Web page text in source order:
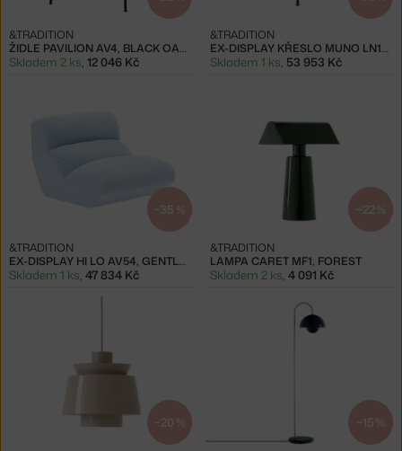
ŽIDLE PAVILION AV4, BLACK OAK / COGNAC
&TRADITION
Skladem 2 ks, 12 046 Kč
EX-DISPLAY KŘESLO MUNO LN17, VIDAR 956
&TRADITION
Skladem 1 ks, 53 953 Kč
−35 %
EX-DISPLAY HI LO AV54, GENTLE 0733
&TRADITION
Skladem 1 ks, 47 834 Kč
−22 %
LAMPA CARET MF1, FOREST
&TRADITION
Skladem 2 ks, 4 091 Kč
−20 % −15 %